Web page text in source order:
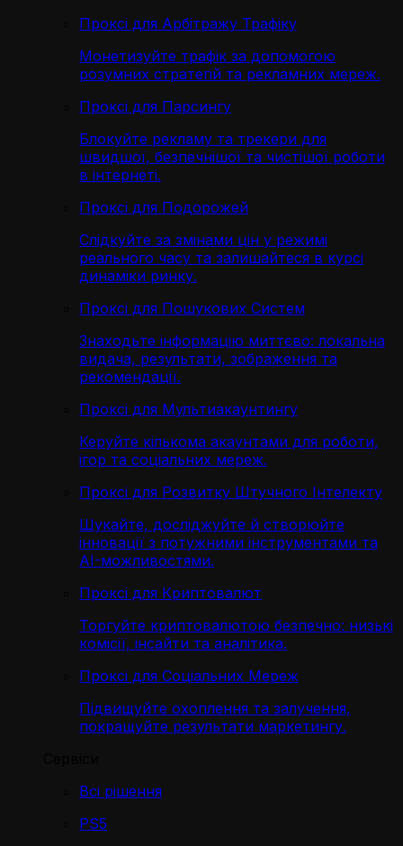
Проксі для Арбітражу Трафіку
Монетизуйте трафік за допомогою
розумних стратегій та рекламних мереж.
Проксі для Парсингу
Блокуйте рекламу та трекери для
швидшої, безпечнішої та чистішої роботи
в інтернеті.
Проксі для Подорожей
Слідкуйте за змінами цін у режимі
реального часу та залишайтеся в курсі
динаміки ринку.
Проксі для Пошукових Систем
Знаходьте інформацію миттєво: локальна
видача, результати, зображення та
рекомендації.
Проксі для Мультиакаунтингу
Керуйте кількома акаунтами для роботи,
ігор та соціальних мереж.
Проксі для Розвитку Штучного Інтелекту
Шукайте, досліджуйте й створюйте
інновації з потужними інструментами та
AI-можливостями.
Проксі для Криптовалют
Торгуйте криптовалютою безпечно: низькі
комісії, інсайти та аналітика.
Проксі для Соціальних Мереж
Підвищуйте охоплення та залучення,
покращуйте результати маркетингу.
Всі рішення
PS5